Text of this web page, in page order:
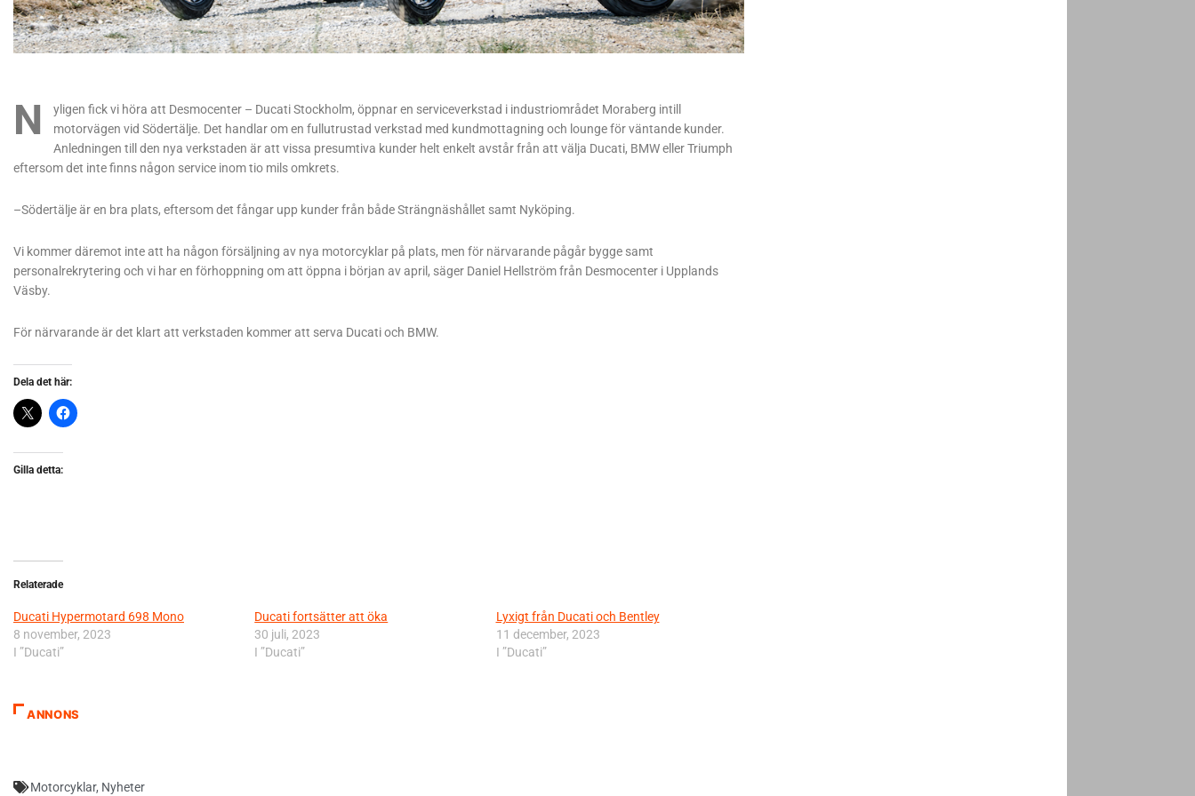
N
yligen fick vi höra att Desmocenter – Ducati Stockholm, öppnar en serviceverkstad i industriområdet Moraberg intill
motorvägen vid Södertälje. Det handlar om en fullutrustad verkstad med kundmottagning och lounge för väntande kunder.
Anledningen till den nya verkstaden är att vissa presumtiva kunder helt enkelt avstår från att välja Ducati, BMW eller Triumph
eftersom det inte finns någon service inom tio mils omkrets.
–Södertälje är en bra plats, eftersom det fångar upp kunder från både Strängnäshållet samt Nyköping.
Vi kommer däremot inte att ha någon försäljning av nya motorcyklar på plats, men för närvarande pågår bygge samt
personalrekrytering och vi har en förhoppning om att öppna i början av april, säger Daniel Hellström från Desmocenter i Upplands
Väsby.
För närvarande är det klart att verkstaden kommer att serva Ducati och BMW.
Dela det här:
Gilla detta:
Relaterade
Ducati Hypermotard 698 Mono
8 november, 2023
I ”Ducati”
Ducati fortsätter att öka
30 juli, 2023
I ”Ducati”
Lyxigt från Ducati och Bentley
11 december, 2023
I ”Ducati”
ANNONS
Motorcyklar, Nyheter